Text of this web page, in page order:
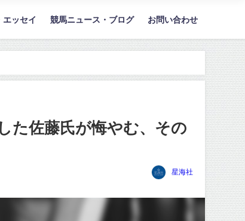
エッセイ 競馬ニュース・ブログ お問い合わせ
た佐藤氏が悔やむ、その
星海社